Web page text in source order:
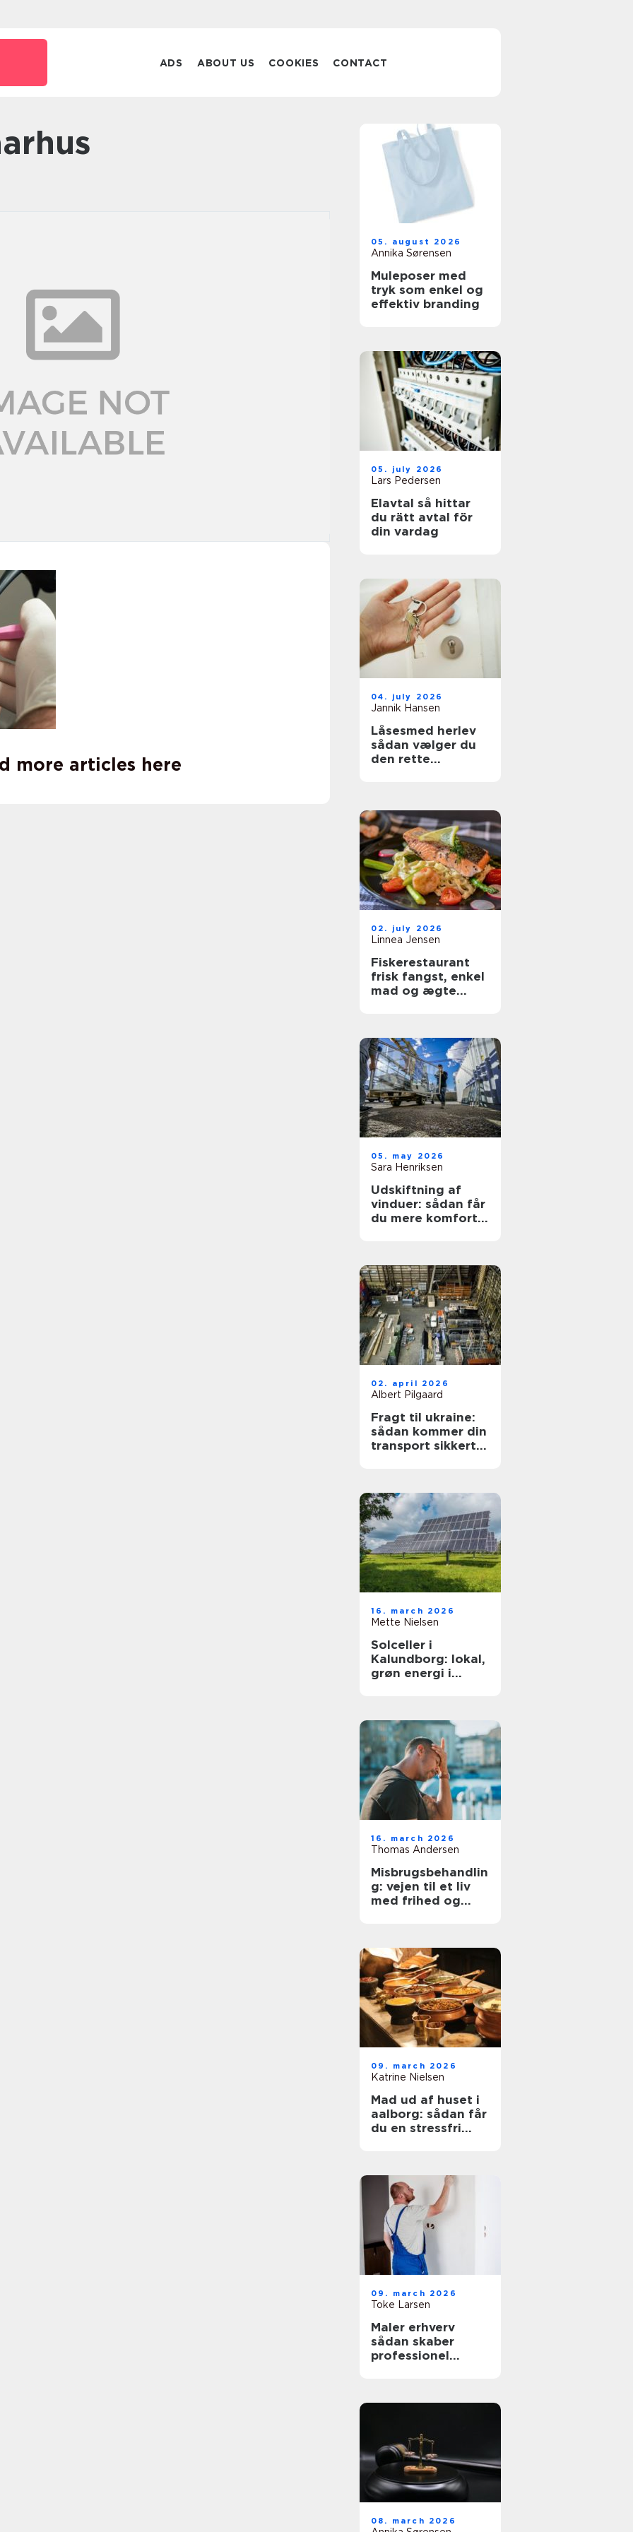
ADS ABOUT US COOKIES CONTACT
more articles here
05. august 2026
Annika Sørensen
Muleposer med
tryk som enkel og
effektiv branding
05. july 2026
Lars Pedersen
Elavtal så hittar
du rätt avtal för
din vardag
04. july 2026
Jannik Hansen
Låsesmed herlev
sådan vælger du
den rette
02. july 2026
Linnea Jensen
Fiskerestaurant
frisk fangst, enkel
mad og ægte
05. may 2026
Sara Henriksen
Udskiftning af
vinduer: sådan får
du mere komfort
02. april 2026
Albert Pilgaard
Fragt til ukraine:
sådan kommer din
transport sikkert
16. march 2026
Mette Nielsen
Solceller i
Kalundborg: lokal,
grøn energi i
16. march 2026
Thomas Andersen
Misbrugsbehandlin
g: vejen til et liv
med frihed og
09. march 2026
Katrine Nielsen
Mad ud af huset i
aalborg: sådan får
du en stressfri
09. march 2026
Toke Larsen
Maler erhverv
sådan skaber
professionel
08. march 2026